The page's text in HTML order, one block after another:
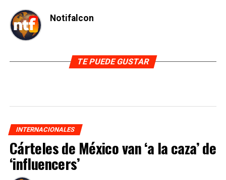
Notifalcon
TE PUEDE GUSTAR
INTERNACIONALES
Cárteles de México van ‘a la caza’ de
‘influencers’